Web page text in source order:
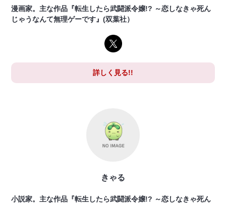
漫画家。主な作品『転生したら武闘派令嬢!? ～恋しなきゃ死ん
じゃうなんて無理ゲーです』(双葉社）
詳しく見る!!
きゃる
小説家。主な作品『転生したら武闘派令嬢!? ～恋しなきゃ死ん